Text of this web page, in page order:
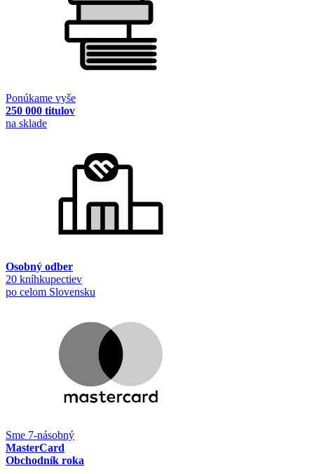
Ponúkame vyše
250 000 titulov
na sklade
Osobný odber
20 kníhkupectiev
po celom Slovensku
Sme 7-násobný
MasterCard
Obchodník roka